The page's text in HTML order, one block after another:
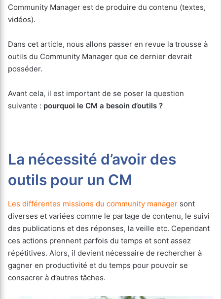
Community Manager est de produire du contenu (textes,
vidéos).
Dans cet article, nous allons passer en revue la trousse à
outils du Community Manager que ce dernier devrait
posséder.
Avant cela, il est important de se poser la question
suivante : pourquoi le CM a besoin d’outils ?
La nécessité d’avoir des
outils pour un CM
Les différentes missions du community manager sont
diverses et variées comme le partage de contenu, le suivi
des publications et des réponses, la veille etc. Cependant
ces actions prennent parfois du temps et sont assez
répétitives. Alors, il devient nécessaire de rechercher à
gagner en productivité et du temps pour pouvoir se
consacrer à d’autres tâches.